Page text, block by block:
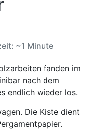
~1 Minute
fanden im
nach dem
endlich wieder los.
Die Kiste dient